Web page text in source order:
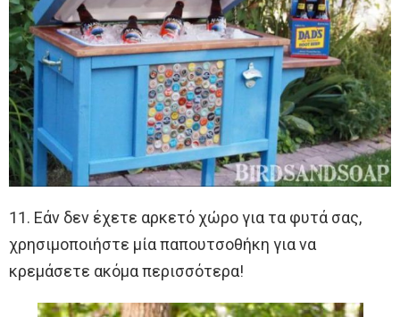
11. Εάν δεν έχετε αρκετό χώρο για τα φυτά σας,
χρησιμοποιήστε μία παπουτσοθήκη για να
κρεμάσετε ακόμα περισσότερα!